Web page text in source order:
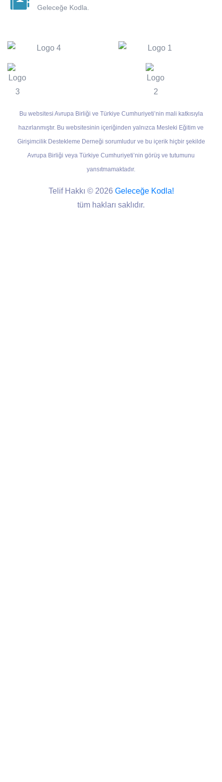
Geleceğe Kodla.
Bu websitesi Avrupa Birliği ve Türkiye Cumhuriyeti’nin mali katkısıyla
hazırlanmıştır. Bu websitesinin içeriğinden yalnızca Mesleki Eğitim ve
Girişimcilik Destekleme Derneği sorumludur ve bu içerik hiçbir şekilde
Avrupa Birliği veya Türkiye Cumhuriyeti’nin görüş ve tutumunu
yansıtmamaktadır.
Telif Hakkı © 2026 Geleceğe Kodla!
tüm hakları saklıdır.